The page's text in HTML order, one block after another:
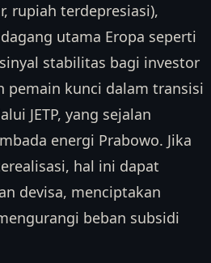
rupiah terdepresiasi),
utama Eropa seperti
stabilitas bagi investor
pemain kunci dalam transisi
JETP, yang sejalan
energi Prabowo. Jika
hal ini dapat
devisa, menciptakan
beban subsidi